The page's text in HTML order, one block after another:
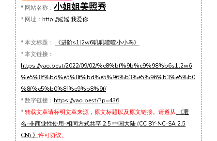
* 网站名称： 小姐姐美照秀
* 网址： http://媱媱.我爱你
*本文标题：
《进阶s1l2w6叽叽喳喳小小鸟》
*本文链接：
https://yao.best/2022/09/02/%e8%bf%9b%e9%98%b6s1l2w6
%e5%8f%bd%e5%8f%bd%e5%96%b3%e5%96%b3%e5%b0
%8f%e5%b0%8f%e9%b8%9f/
*数字链接： https://yao.best/?p=436
*转载文章请标明文章来源，原文标题以及原文链接。请遵从 《署
名-非商业性使用-相同方式共享 2.5 中国大陆 (CC BY-NC-SA 2.5
CN) 》 许可协议。